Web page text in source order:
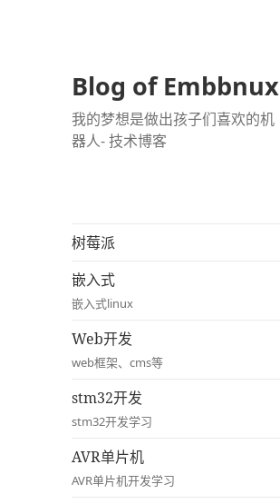
Blog of Embbnux
我的梦想是做出孩子们喜欢的机
器人- 技术博客
树莓派
嵌入式
嵌入式linux
Web开发
web框架、cms等
stm32开发
stm32开发学习
AVR单片机
AVR单片机开发学习